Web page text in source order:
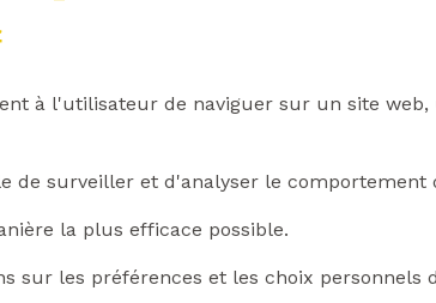
à l'utilisateur de naviguer sur un site
de surveiller et d'analyser le comportement
la plus efficace possible.
sur les préférences et les choix personnels